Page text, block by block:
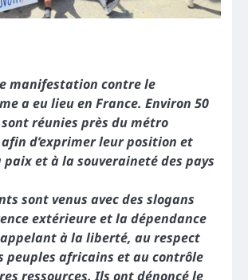
manifestation contre le
a eu lieu en France. Environ 50
réunies près du métro
d’exprimer leur position et
paix et à la souveraineté des pays
sont venus avec des slogans
extérieure et la dépendance
à la liberté, au respect
peuples africains et au contrôle
ressources. Ils ont dénoncé le